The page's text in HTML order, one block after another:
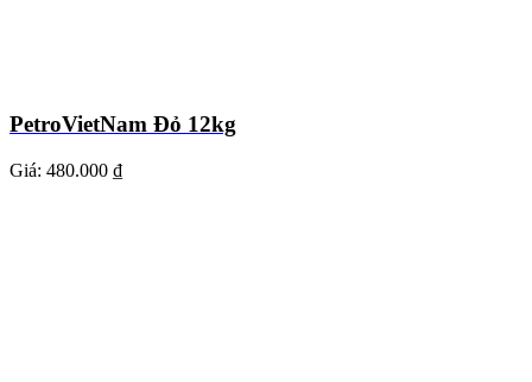
PetroVietNam Đỏ 12kg
Giá: 480.000 ₫